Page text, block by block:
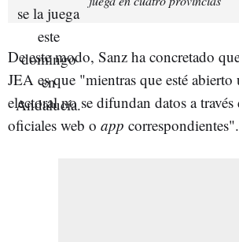
De este modo, Sanz ha concretado
JEA es que "mientras que esté
electoral no se difundan datos a través
oficiales web o app correspondientes".